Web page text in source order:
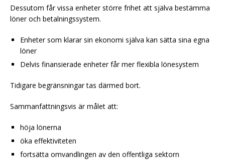
Dessutom får vissa enheter större frihet att själva bestämma
löner och betalningssystem.
Enheter som klarar sin ekonomi själva kan sätta sina egna
löner
Delvis finansierade enheter får mer flexibla lönesystem
Tidigare begränsningar tas därmed bort.
Sammanfattningsvis är målet att:
höja lönerna
öka effektiviteten
fortsätta omvandlingen av den offentliga sektorn